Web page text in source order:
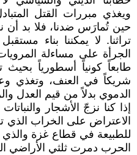
ويغذي مبررات القتل
حين تُمارَس ضدنا، فلا بد
تراثنا. لا يمكننا بناء
الجرأة على مساءلة
طابعاً كونياً أسطورياً
شريكاً في العنف، وتغذي
الدموي بدلاً من قيم العدل
إذا كنا نزجّ الأشجار
الاعتراض على الخراب الذي
للطبيعة في قطاع غزة والذي
الحرب دمرت ثلثي الأراضي